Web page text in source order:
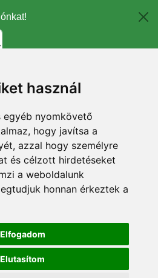
használ
nyomkövető
hogy javítsa a
azzal hogy személyre
és célzott hirdetéseket
a weboldalunk
honnan érkeztek a
Elfogadom
Elutasítom